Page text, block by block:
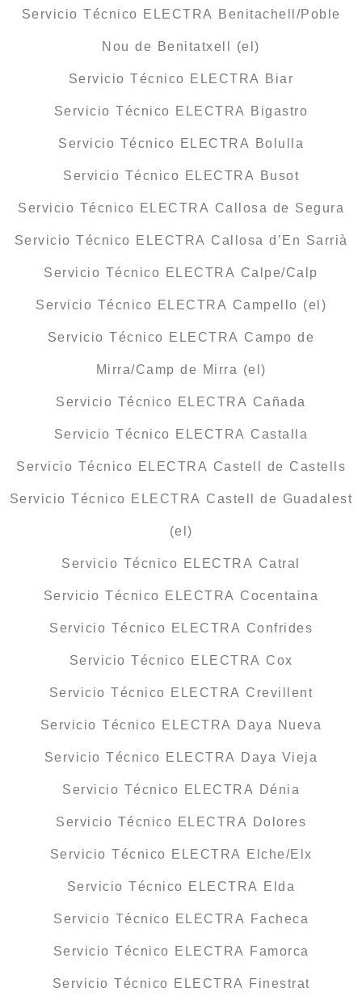
Servicio Técnico ELECTRA Benitachell/Poble
Nou de Benitatxell (el)
Servicio Técnico ELECTRA Biar
Servicio Técnico ELECTRA Bigastro
Servicio Técnico ELECTRA Bolulla
Servicio Técnico ELECTRA Busot
Servicio Técnico ELECTRA Callosa de Segura
Servicio Técnico ELECTRA Callosa d’En Sarrià
Servicio Técnico ELECTRA Calpe/Calp
Servicio Técnico ELECTRA Campello (el)
Servicio Técnico ELECTRA Campo de
Mirra/Camp de Mirra (el)
Servicio Técnico ELECTRA Cañada
Servicio Técnico ELECTRA Castalla
Servicio Técnico ELECTRA Castell de Castells
Servicio Técnico ELECTRA Castell de Guadalest
(el)
Servicio Técnico ELECTRA Catral
Servicio Técnico ELECTRA Cocentaina
Servicio Técnico ELECTRA Confrides
Servicio Técnico ELECTRA Cox
Servicio Técnico ELECTRA Crevillent
Servicio Técnico ELECTRA Daya Nueva
Servicio Técnico ELECTRA Daya Vieja
Servicio Técnico ELECTRA Dénia
Servicio Técnico ELECTRA Dolores
Servicio Técnico ELECTRA Elche/Elx
Servicio Técnico ELECTRA Elda
Servicio Técnico ELECTRA Facheca
Servicio Técnico ELECTRA Famorca
Servicio Técnico ELECTRA Finestrat